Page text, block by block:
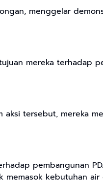
menggelar
mereka terhadap
tersebut, mereka
pembangunan
memasok kebutuhan